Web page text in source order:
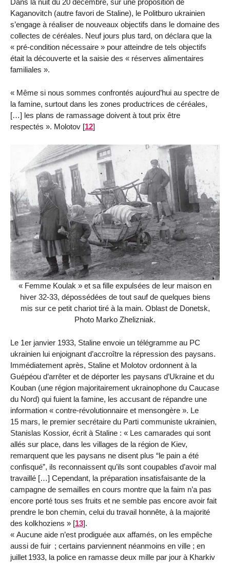
Dans la nuit du 20 décembre, sur une proposition de
Kaganovitch (autre favori de Staline), le Politburo ukrainien
s’engage à réaliser de nouveaux objectifs dans le domaine des
collectes de céréales. Neuf jours plus tard, on déclara que la
« pré-condition nécessaire » pour atteindre de tels objectifs
était la découverte et la saisie des « réserves alimentaires
familiales ».
« Même si nous sommes confrontés aujourd’hui au spectre de
la famine, surtout dans les zones productrices de céréales,
[…] les plans de ramassage doivent à tout prix être
respectés ». Molotov [12]
« Femme Koulak » et sa fille expulsées de leur maison en
hiver 32-33, dépossédées de tout sauf de quelques biens
mis sur ce petit chariot tiré à la main. Oblast de Donetsk,
Photo Marko Zhelizniak.
Le 1er janvier 1933, Staline envoie un télégramme au PC
ukrainien lui enjoignant d’accroître la répression des paysans.
Immédiatement après, Staline et Molotov ordonnent à la
Guépéou d’arrêter et de déporter les paysans d’Ukraine et du
Kouban (une région majoritairement ukrainophone du Caucase
du Nord) qui fuient la famine, les accusant de répandre une
information « contre-révolutionnaire et mensongère ». Le
15 mars, le premier secrétaire du Parti communiste ukrainien,
Stanislas Kossior, écrit à Staline : « Les camarades qui sont
allés sur place, dans les villages de la région de Kiev,
remarquent que les paysans ne disent plus “le pain a été
confisqué”, ils reconnaissent qu’ils sont coupables d’avoir mal
travaillé […] Cependant, la préparation insatisfaisante de la
campagne de semailles en cours montre que la faim n’a pas
encore porté tous ses fruits et ne semble pas encore avoir fait
prendre le bon chemin, celui du travail honnête, à la majorité
des kolkhoziens » [13].
« Aucune aide n’est prodiguée aux affamés, on les empêche
aussi de fuir ; certains parviennent néanmoins en ville ; en
juillet 1933, la police en ramasse deux mille par jour à Kharkiv